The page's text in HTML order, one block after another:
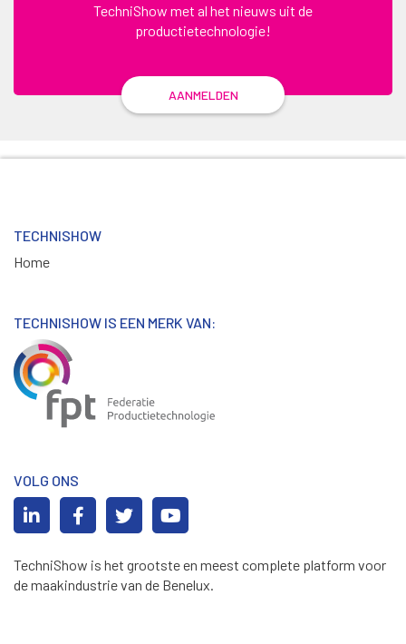
TechniShow met al het nieuws uit de
productietechnologie!
AANMELDEN
TECHNISHOW
Home
TECHNISHOW IS EEN MERK VAN:
VOLG ONS
TechniShow is het grootste en meest complete platform voor
de maakindustrie van de Benelux.